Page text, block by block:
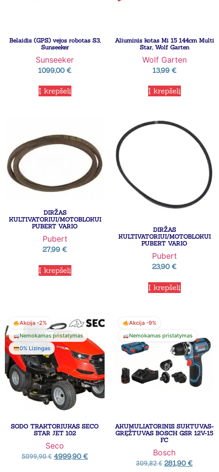
Belaidis (GPS) vejos robotas S3,
Sunseeker
Sunseeker
1099,00€
Į krepšelį
Aliuminis kotas Mi 15 144cm Multi
Star, Wolf Garten
Wolf Garten
13,99 €
Į krepšelį
DIRŽAS
KULTIVATORIUI/MOTOBLOKUI
PUBERT VARIO
Pubert
27,99 €
Į krepšelį
DIRŽAS
KULTIVATORIUI/MOTOBLOKUI
PUBERT VARIO
Pubert
23,90€
Į krepšelį
Akcija -2%
Nemokamas pristatymas
0% Lizingas
SODO TRAKTORIUKAS SECO
STAR JET 102
Seco
5099,90€ 4999,90€
Akcija -9%
Nemokamas pristatymas
AKUMULIATORINIS SUKTUVAS-
GRĘŽTUVAS BOSCH GSR 12V-15
FC
Bosch
309,82€ 281,90€